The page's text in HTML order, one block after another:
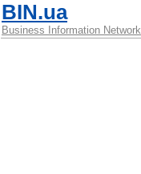
BIN.ua
Business Information Network